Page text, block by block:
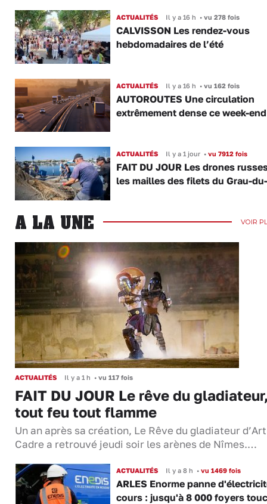
ACTUALITÉS Il y a 16 h •vu 278 fois
CALVISSON Les rendez-vous
hebdomadaires de l’été
ACTUALITÉS Il y a 16 h •vu 162 fois
AUTOROUTES Une circulation
extrêmement dense ce week-end
ACTUALITÉS Il y a 1 jour •vu 7912 fois
FAIT DU JOUR Les drones
les mailles des filets du Grau-
A LA UNE VOIR
ACTUALITÉS Il y a 1 h • vu 117 fois
FAIT DU JOUR Le rêve du
tout feu tout flamme
Un an après sa création, Le Rêve du gladiateur
Cadre a retrouvé jeudi soir les arènes de Nîmes.…
ACTUALITÉS Il y a 8 h •vu 1469 fois
ARLES Enorme panne
cours : jusqu'à 8 000 foyers